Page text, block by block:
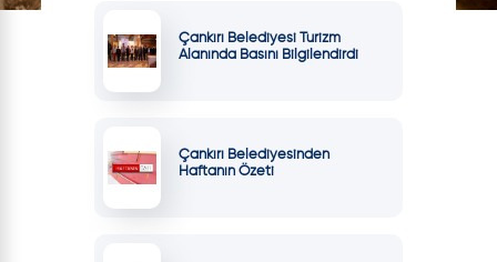
Çankırı Belediyesi Turizm
Alanında Basını Bilgilendirdi
Çankırı Belediyesinden
Haftanın Özeti